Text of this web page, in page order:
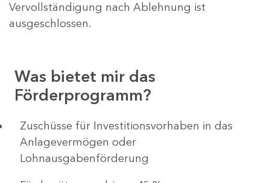
Vervollständigung nach Ablehnung ist
ausgeschlossen.
Was bietet mir das
Förderprogramm?
​​​​​​Zuschüsse für Investitionsvorhaben in das
Anlagevermögen oder
Lohnausgabenförderung